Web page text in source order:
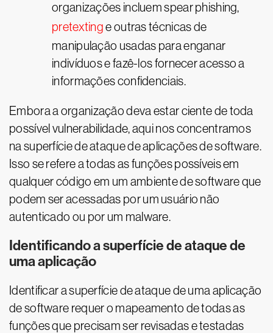
organizações incluem spear phishing,
pretextinge outras técnicas de
manipulação usadas para enganar
indivíduos e fazê-los fornecer acesso a
informações confidenciais.
Embora a organização deva estar ciente de toda
possível vulnerabilidade, aqui nos concentramos
na superfície de ataque de aplicações de software.
Isso se refere a todas as funções possíveis em
qualquer código em um ambiente de software que
podem ser acessadas por um usuário não
autenticado ou por um malware.
Identificando a superfície de ataque de
uma aplicação
Identificar a superfície de ataque de uma aplicação
de software requer o mapeamento de todas as
funções que precisam ser revisadas e testadas